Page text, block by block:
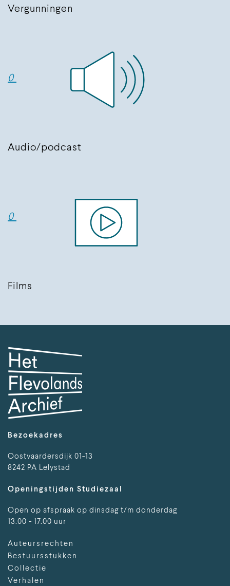
Vergunningen
0
Audio/podcast
0
Films
Bezoekadres
Oostvaardersdijk 01-13
8242 PA Lelystad
Openingstijden Studiezaal
Open op afspraak op dinsdag t/m donderdag
13.00 - 17.00 uur
Auteursrechten
Bestuursstukken
Collectie
Verhalen